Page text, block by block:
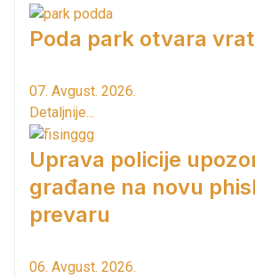
Poda park otvara
07. Avgust. 2026.
Detaljnije...
Uprava policije
građane na novu
prevaru
06. Avgust. 2026.